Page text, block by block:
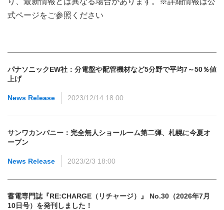
式ページをご参照ください
パナソニックEW社：分電盤や配管機材など5分野で平均7～50％値
上げ
News Release 2023/12/14 18:00
サンワカンパニー：完全無人ショールーム第二弾、札幌に今夏オ
ープン
News Release 2023/2/3 18:00
蓄電専門誌『RE:CHARGE（リチャージ）』 No.30（2026年7月
10日号）を発刊しました！